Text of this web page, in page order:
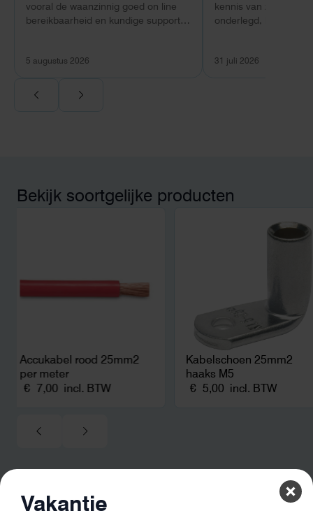
vooral de waanzinnig goed on line
bereikbaarheid en kundige support
5 augustus 2026
kennis van zaken:
onderlegd, heldere
Ook de nazorg is
noodstroom voor de
zonnepanelen. Een
31 juli 2026
Bekijk soortgelijke producten
Accukabel rood 25mm2
per meter
€ 7,00 incl. BTW
Kabelschoen 25mm2
haaks M5
€ 5,00 incl. BTW
Vakantie